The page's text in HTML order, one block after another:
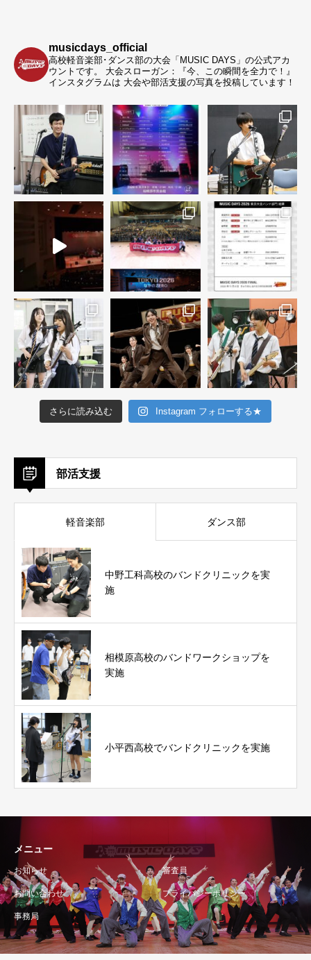
musicdays_official
高校軽音楽部･ダンス部の大会「MUSIC DAYS」の公式アカ
ウントです。
大会スローガン：『今、この瞬間を全力で！』
インスタグラムは 大会や部活支援の写真を投稿しています！
さらに読み込む Instagram フォローする★
部活支援
軽音楽部 ダンス部
中野工科高校のバンドクリニックを実
施
相模原高校のバンドワークショップを
実施
小平西高校でバンドクリニックを実施
メニュー
お知らせ 審査員
お問い合わせ プライバシーポリシー
事務局